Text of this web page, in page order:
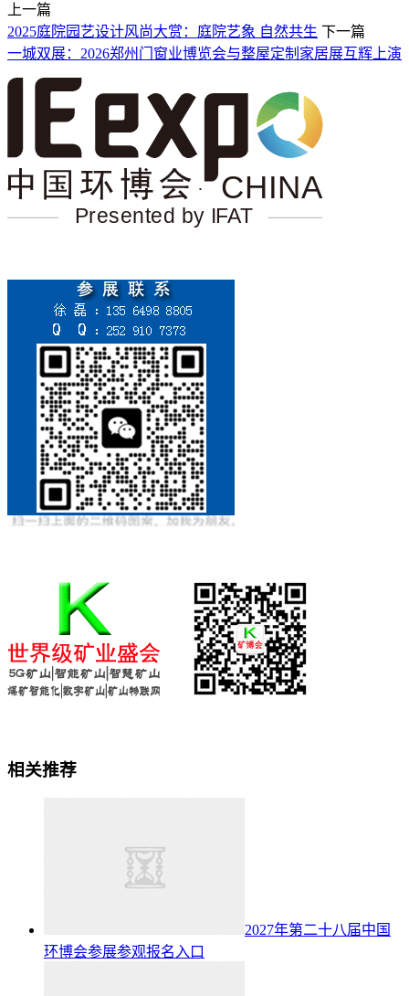
上一篇
2025庭院园艺设计风尚大赏：庭院艺象 自然共生 下一篇
一城双展：2026郑州门窗业博览会与整屋定制家居展互辉上演
相关推荐
2027年第二十八届中国
环博会参展参观报名入口